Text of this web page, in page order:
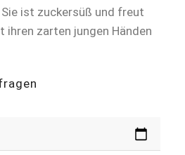
ist zuckersüß und freut
ihren zarten jungen Händen